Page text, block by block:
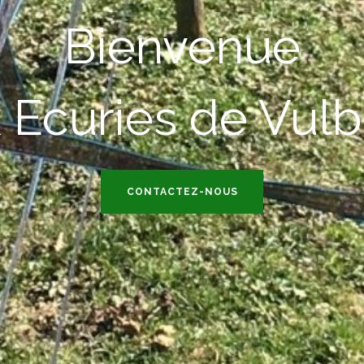
Bienvenue
Ecuries de
CONTACTEZ-NOUS